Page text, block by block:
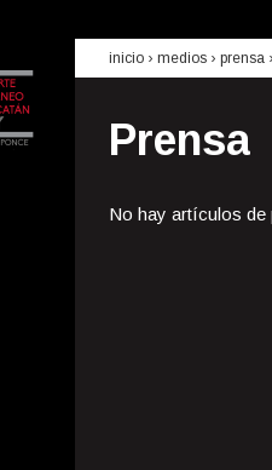
inicio › medios › prensa
Prensa
No hay artículos de